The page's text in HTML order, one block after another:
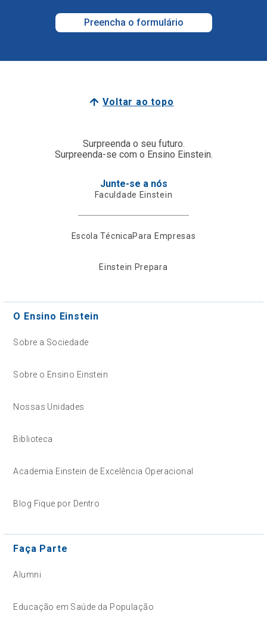
Preencha o formulário
Voltar ao topo
Surpreenda o seu futuro.
Surpreenda-se com o Ensino Einstein.
Junte-se a nós
Faculdade Einstein
Escola TécnicaPara Empresas
Einstein Prepara
O Ensino Einstein
Sobre a Sociedade
Sobre o Ensino Einstein
Nossas Unidades
Biblioteca
Academia Einstein de Excelência Operacional
Blog Fique por Dentro
Faça Parte
Alumni
Educação em Saúde da População